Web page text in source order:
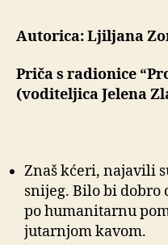
Autorica: Ljiljana
Priča s radionice
(voditeljica Jelena
Znaš kćeri, najavili
snijeg. Bilo bi dobro
po humanitarnu
jutarnjom kavom.